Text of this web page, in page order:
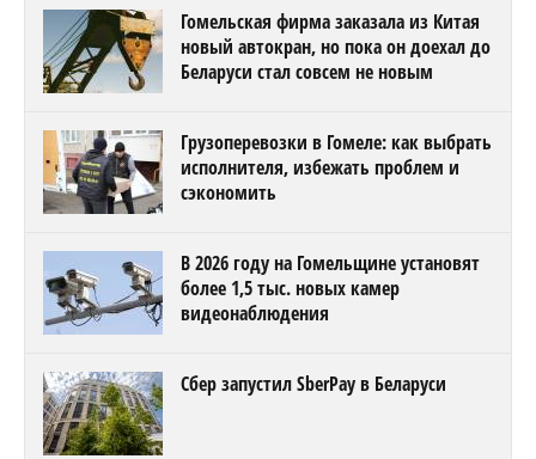
Гомельская фирма заказала из Китая
новый автокран, но пока он доехал до
Беларуси стал совсем не новым
Грузоперевозки в Гомеле: как выбрать
исполнителя, избежать проблем и
сэкономить
В 2026 году на Гомельщине установят
более 1,5 тыс. новых камер
видеонаблюдения
Сбер запустил SberPay в Беларуси